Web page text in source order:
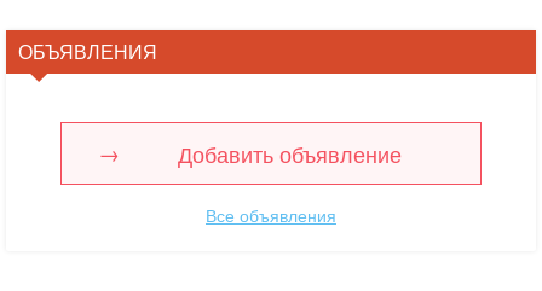
ОБЪЯВЛЕНИЯ
Добавить объявление
Все объявления